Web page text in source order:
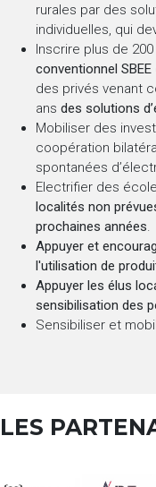
rurales par des
individuelles, qui
Inscrire plus de
conventionnel SBEE
des privés venant
ans des solutions
Mobiliser des
coopération
spontanées
Electrifier des
localités non
prochaines années.
Appuyer et
l'utilisation de
Appuyer les élus
sensibilisation des
Sensibiliser et
LES